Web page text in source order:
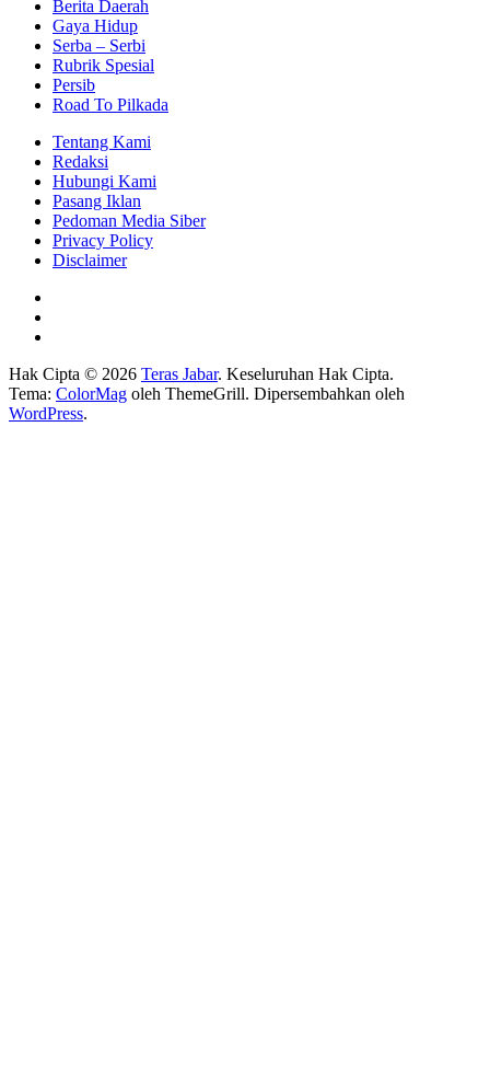
Berita Daerah
Gaya Hidup
Serba – Serbi
Rubrik Spesial
Persib
Road To Pilkada
Tentang Kami
Redaksi
Hubungi Kami
Pasang Iklan
Pedoman Media Siber
Privacy Policy
Disclaimer
Hak Cipta © 2026 Teras Jabar. Keseluruhan Hak Cipta.
Tema: ColorMag oleh ThemeGrill. Dipersembahkan oleh
WordPress.